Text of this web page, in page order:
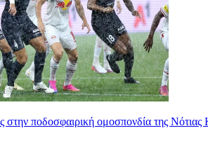
στην ποδοσφαιρική ομοσπονδία της